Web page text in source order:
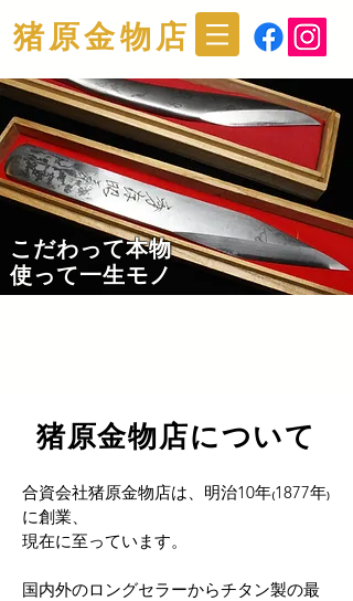
猪原金物店
こだわって本物
​使って一生モノ
猪原金物店について
​合資会社猪原金物店は、明治10年₍1877年₎
に創業、
現在に至っています。
​国内外のロングセラーからチタン製の最